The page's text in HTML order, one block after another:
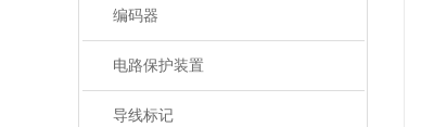
编码器
电路保护装置
导线标记